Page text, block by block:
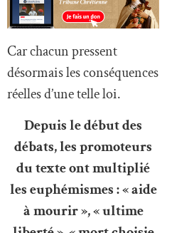
Car chacun pressent
désormais les conséquences
réelles d’une telle loi.
Depuis le début des
débats, les promoteurs
du texte ont multiplié
les euphémismes : « aide
à mourir », « ultime